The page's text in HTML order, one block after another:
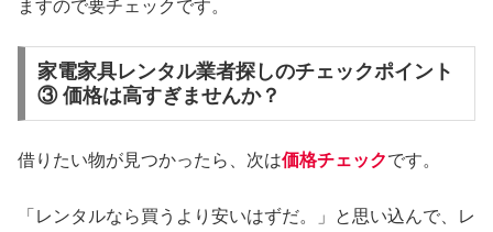
ますので要チェックです。
家電家具レンタル業者探しのチェックポイント
③ 価格は高すぎませんか？
借りたい物が見つかったら、次は価格チェックです。
「レンタルなら買うより安いはずだ。」と思い込んで、レ